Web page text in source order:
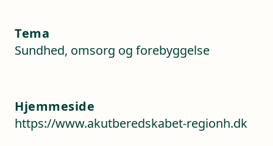
Tema
Sundhed, omsorg og forebyggelse
Hjemmeside
https://www.akutberedskabet-regionh.dk